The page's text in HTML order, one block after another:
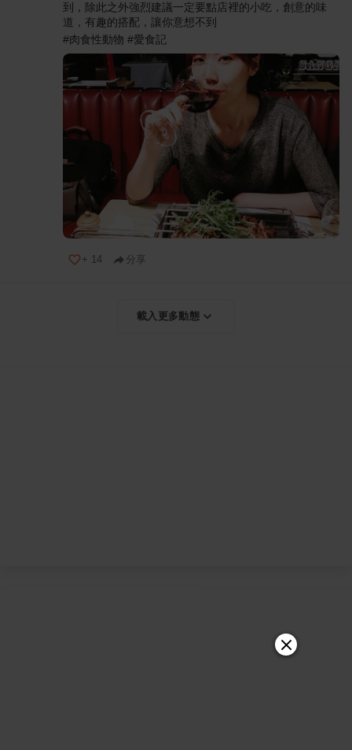
到，除此之外強烈建議一定要點店裡的小吃，創意的味
道，有趣的搭配，讓你意想不到
#肉食性動物 #愛食記
+ 14 分享
載入更多動態